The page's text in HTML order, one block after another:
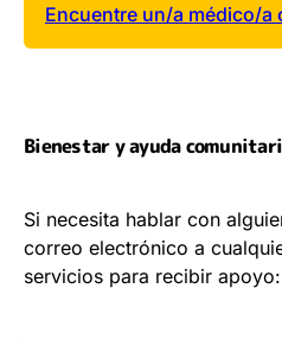
Encuentre un/a médico/a
Bienestar y ayuda
Si necesita hablar con
correo electrónico a
servicios para recibir apoyo: